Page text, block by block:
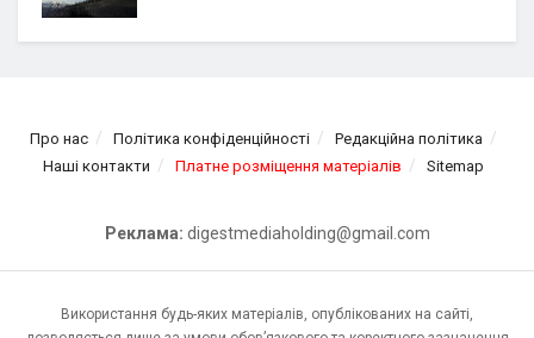
Про нас Політика конфіденційності
Редакційна політика
Наші контакти
Платне розміщення матеріалів Sitemap
Реклама: digestmediaholding@gmail.com
Використання будь-яких матеріалів, опублікованих на сайті,